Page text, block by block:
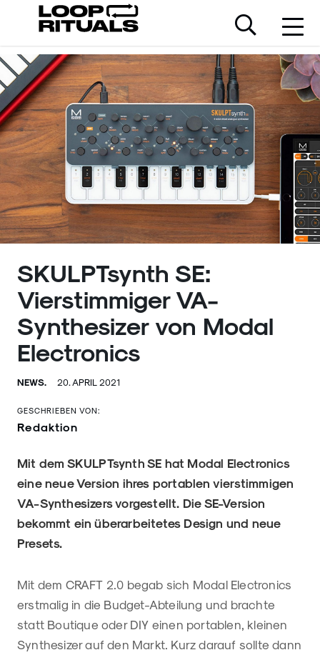
SKULPTsynth SE:
Vierstimmiger VA-
Synthesizer von Modal
Electronics
NEWS. 20. APRIL 2021
GESCHRIEBEN VON:
Redaktion
Mit dem SKULPTsynth SE hat Modal Electronics
eine neue Version ihres portablen vierstimmigen
VA-Synthesizers vorgestellt. Die SE-Version
bekommt ein überarbeitetes Design und neue
Presets.
Mit dem CRAFT 2.0 begab sich Modal Electronics
erstmalig in die Budget-Abteilung und brachte
statt Boutique oder DIY einen portablen, kleinen
Synthesizer auf den Markt. Kurz darauf sollte dann